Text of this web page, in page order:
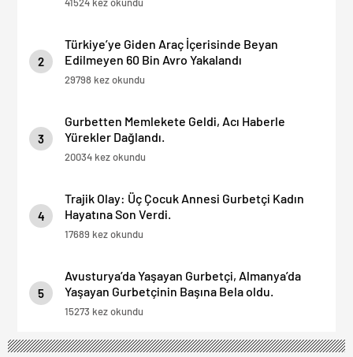
41524 kez okundu
2
Türkiye’ye Giden Araç İçerisinde Beyan
Edilmeyen 60 Bin Avro Yakalandı
29798 kez okundu
3
Gurbetten Memlekete Geldi, Acı Haberle
Yürekler Dağlandı.
20034 kez okundu
4
Trajik Olay: Üç Çocuk Annesi Gurbetçi Kadın
Hayatına Son Verdi.
17689 kez okundu
5
Avusturya’da Yaşayan Gurbetçi, Almanya’da
Yaşayan Gurbetçinin Başına Bela oldu.
15273 kez okundu